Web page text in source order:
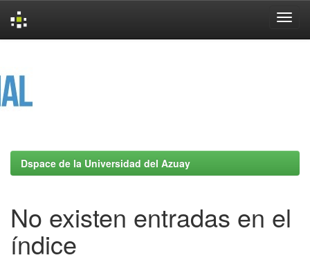
Dspace de la Universidad del Azuay
No existen entradas en el
índice